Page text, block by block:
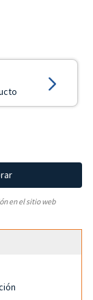
en el sitio web